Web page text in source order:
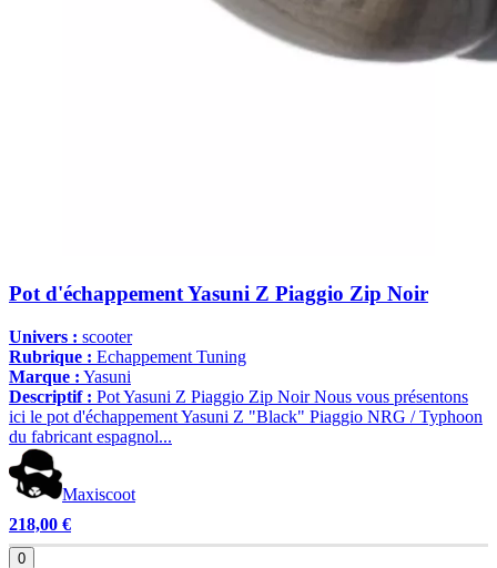
Pot d'échappement Yasuni Z Piaggio Zip Noir
Univers : scooter
Rubrique : Echappement Tuning
Marque : Yasuni
Descriptif : Pot Yasuni Z Piaggio Zip Noir Nous vous présentons
ici le pot d'échappement Yasuni Z "Black" Piaggio NRG / Typhoon
du fabricant espagnol...
Maxiscoot
218,00 €
0